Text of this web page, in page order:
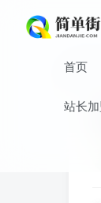
首页
站长
首页